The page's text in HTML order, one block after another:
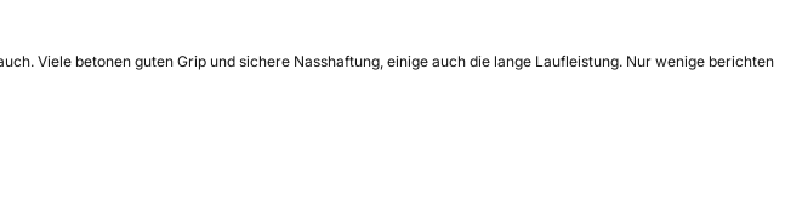
Viele betonen guten Grip und sichere Nasshaftung, einige auch die lange Laufleistung. Nur wenige berichten